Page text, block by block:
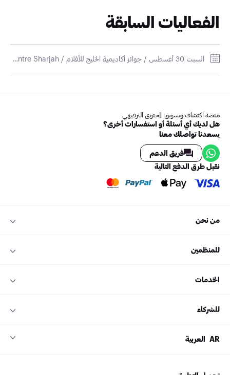
الفعاليات السابقة
السبت 30 أغسطس / جوائز أكاديمية الخليج للأفلام / Expo Centre Sharjah
منصة اكتشاف وتسويق المحتوى الترفيهي
هل لديك أي أسئلة أو استفسارات أخرى؟
يسعدنا تواصلك معنا
فريق الدعم
نقبل طرق الدفع التالية
من نحن
للمنظمين
الخدمات
للشركاء
AR العربية